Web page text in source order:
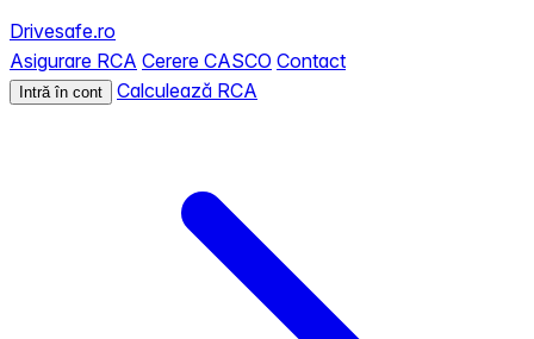
Drivesafe.ro
Asigurare RCA Cerere CASCO Contact
Intră în cont Calculează RCA